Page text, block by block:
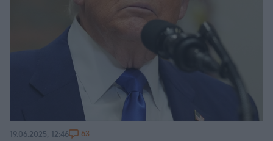
19.06.2025, 12:46 63